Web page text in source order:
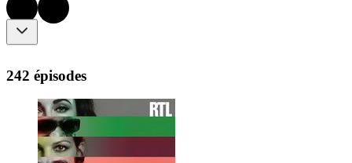
242 épisodes